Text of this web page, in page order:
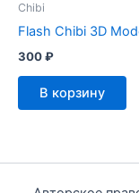
Chibi
Flash Chibi 3D
300₽
В корзину